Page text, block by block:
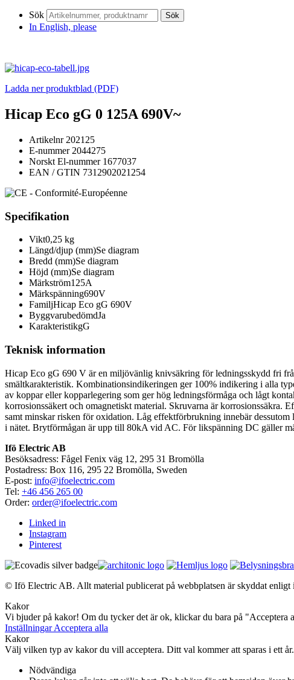
Sök Sök
In English, please
Ladda ner produktblad (PDF)
Hicap Eco gG 0 125A 690V~
Artikelnr202125
E-nummer2044275
Norskt El-nummer1677037
EAN / GTIN 7312902021254
Specifikation
Vikt0,25 kg
Längd/djup (mm)Se diagram
Bredd (mm)Se diagram
Höjd (mm)Se diagram
Märkström125A
Märkspänning690V
FamiljHicap Eco gG 690V
ByggvarubedömdJa
KarakteristikgG
Teknisk information
Hicap Eco gG 690 V är en miljövänlig knivsäkring för ledningsskydd fri
smältkarakteristik. Kombinationsindikeringen ger 100% indikering i alla
av koppar eller kopparlegering som ger hög ledningsförmåga och lågt
korrosionssäkert och omagnetiskt material. Skruvarna är
samt minskar risken för oxidation. Låg effektförbrukning innebär
i nätet. Brytförmågan är upp till 80kA vid AC. För likspänning DC gäller
Ifö Electric AB
Besöksadress: Fågel Fenix väg 12, 295 31 Bromölla
Postadress: Box 116, 295 22 Bromölla, Sweden
E-post: info@ifoelectric.com
Tel: +46 456 265 00
Order: order@ifoelectric.com
Linked in
Instagram
Pinterest
© Ifö Electric AB. Allt material publicerat på webbplatsen är skyddat enligt
Kakor
Vi bjuder på kakor! Om du tycker det är ok, klickar du bara på
InställningarAcceptera alla
Kakor
Välj vilken typ av kakor du vill acceptera. Ditt val kommer att sparas i ett år.
Nödvändiga